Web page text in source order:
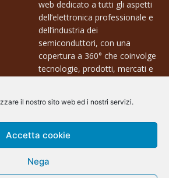
il nostro sito web ed i nostri servizi.
Accetta cookie
Nega
web dedicato a tutti gli aspetti
dell’elettronica professionale e
dell’industria dei
semiconduttori, con una
copertura a 360° che coinvolge
tecnologie, prodotti, mercati e
Contatti:
info@arscommunication.it